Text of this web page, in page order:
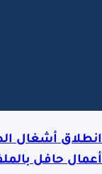
انطلاق أشغال
أعمال حافل